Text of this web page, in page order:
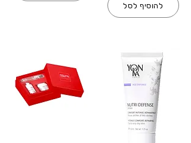
להוסיף לסל